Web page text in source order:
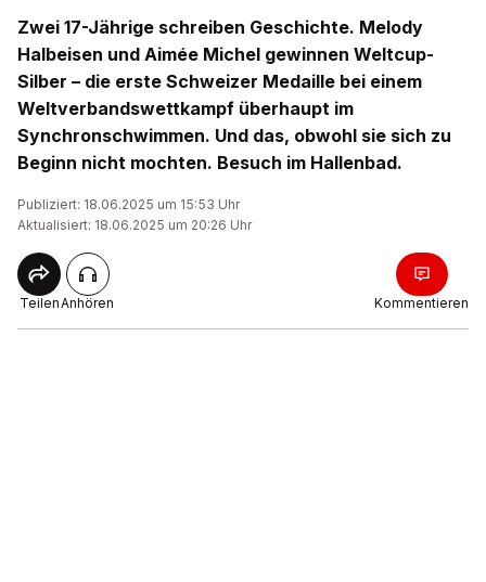
Zwei 17-Jährige schreiben Geschichte. Melody
Halbeisen und Aimée Michel gewinnen Weltcup-
Silber – die erste Schweizer Medaille bei einem
Weltverbandswettkampf überhaupt im
Synchronschwimmen. Und das, obwohl sie sich zu
Beginn nicht mochten. Besuch im Hallenbad.
Publiziert: 18.06.2025 um 15:53 Uhr
Aktualisiert: 18.06.2025 um 20:26 Uhr
TeilenAnhören Kommentieren